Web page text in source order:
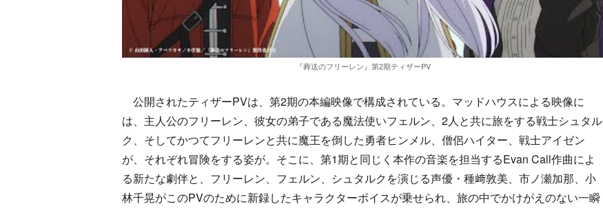
『葬送のフリーレン』第2期ティザーPV
公開されたティザーPVは、第2期の本編映像で構成されている。マッドハウスによる映像に
は、主人公のフリーレン、彼女の弟子である魔法使いフェルン、2人と共に旅をする戦士シュタル
ク、そしてかつてフリーレンと共に魔王を倒した勇者ヒンメル、僧侶ハイター、戦士アイゼン
が、それぞれ冒険をする姿が。そこに、第1期と同じく本作の音楽を担当するEvan Call作曲によ
る新たな劇伴と、フリーレン、フェルン、シュタルクを演じる声優・種﨑敦美、市ノ瀬加那、小
林千晃がこのPVのために新録したキャラクターボイスが乗せられ、旅の中でかけがえのない一瞬